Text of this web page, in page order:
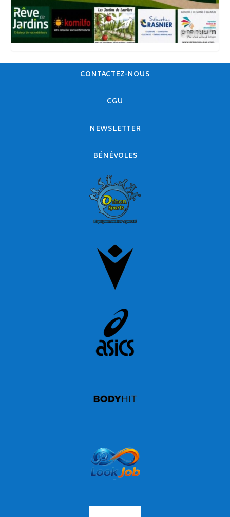
CONTACTEZ-NOUS
CGU
NEWSLETTER
BÉNÉVOLES